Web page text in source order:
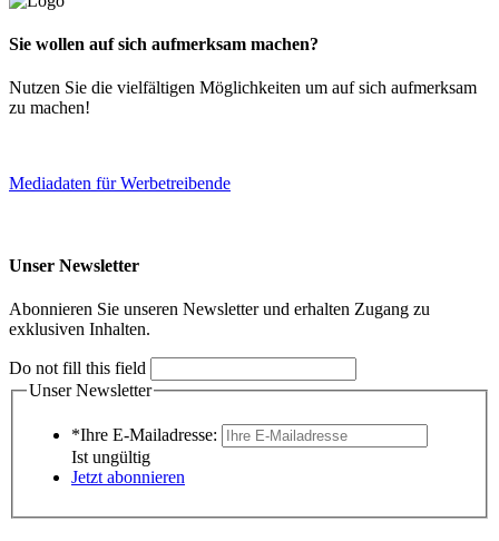
Sie wollen auf sich aufmerksam machen?
Nutzen Sie die vielfältigen Möglichkeiten um auf sich aufmerksam
zu machen!
Mediadaten für Werbetreibende
Unser Newsletter
Abonnieren Sie unseren Newsletter und erhalten Zugang zu
exklusiven Inhalten.
Do not fill this field
Unser Newsletter
*Ihre E-Mailadresse:
Ist ungültig
Jetzt abonnieren